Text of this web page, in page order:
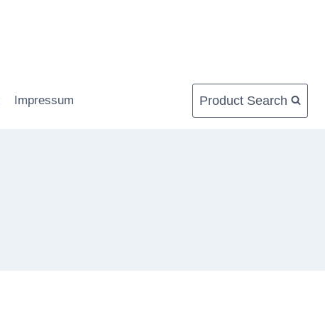
Impressum Product Search